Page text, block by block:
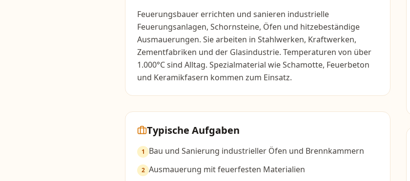
Feuerungsbauer errichten und sanieren industrielle
Feuerungsanlagen, Schornsteine, Öfen und hitzebeständige
Ausmauerungen. Sie arbeiten in Stahlwerken, Kraftwerken,
Zementfabriken und der Glasindustrie. Temperaturen von über
1.000°C sind Alltag. Spezialmaterial wie Schamotte, Feuerbeton
und Keramikfasern kommen zum Einsatz.
Typische Aufgaben
1 Bau und Sanierung industrieller Öfen und Brennkammern
2 Ausmauerung mit feuerfesten Materialien